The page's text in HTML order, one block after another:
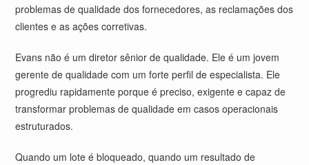
problemas de qualidade dos fornecedores, as reclamações dos
clientes e as ações corretivas.
Evans não é um diretor sênior de qualidade. Ele é um jovem
gerente de qualidade com um forte perfil de especialista. Ele
progrediu rapidamente porque é preciso, exigente e capaz de
transformar problemas de qualidade em casos operacionais
estruturados.
Quando um lote é bloqueado, quando um resultado de